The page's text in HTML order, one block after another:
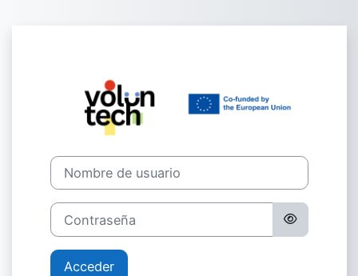
Saltar a creación de una nueva cuenta
Nombre de usuario
Contraseña
Acceder